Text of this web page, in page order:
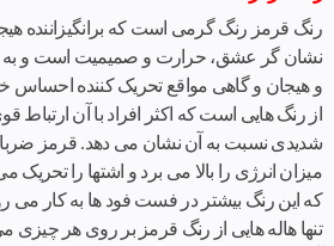
رنگ قرمز رنگ گرمی است که برانگیزاننده
نشان گر عشق، حرارت و صمیمیت است و به
و هیجان و گاهی مواقع تحریک کننده
از رنگ هایی است که اکثر افراد با آن ارتباط
شدیدی نسبت به آن نشان می دهد. قرمز
میزان انرژی را بالا می برد و اشتها را
که این رنگ بیشتر در فست فود ها به کار می
تنها هاله هایی از رنگ قرمز بر روی هر چیزی